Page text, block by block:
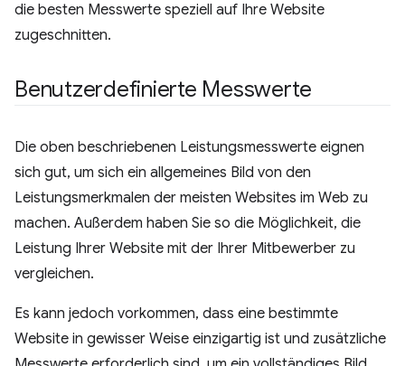
die besten Messwerte speziell auf Ihre Website
zugeschnitten.
Benutzerdefinierte Messwerte
Die oben beschriebenen Leistungsmesswerte eignen
sich gut, um sich ein allgemeines Bild von den
Leistungsmerkmalen der meisten Websites im Web zu
machen. Außerdem haben Sie so die Möglichkeit, die
Leistung Ihrer Website mit der Ihrer Mitbewerber zu
vergleichen.
Es kann jedoch vorkommen, dass eine bestimmte
Website in gewisser Weise einzigartig ist und zusätzliche